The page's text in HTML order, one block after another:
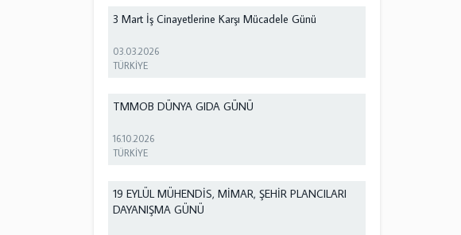
3 Mart İş Cinayetlerine Karşı Mücadele Günü
03.03.2026
TÜRKİYE
TMMOB DÜNYA GIDA GÜNÜ
16.10.2026
TÜRKİYE
19 EYLÜL MÜHENDİS, MİMAR, ŞEHİR PLANCILARI
DAYANIŞMA GÜNÜ